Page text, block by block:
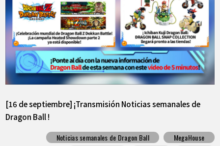
[16 de septiembre] ¡Transmisión Noticias semanales de
Dragon Ball !
Noticias semanales de Dragon Ball
MegaHouse